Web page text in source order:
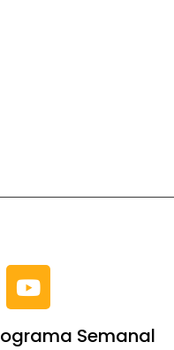
Semanal